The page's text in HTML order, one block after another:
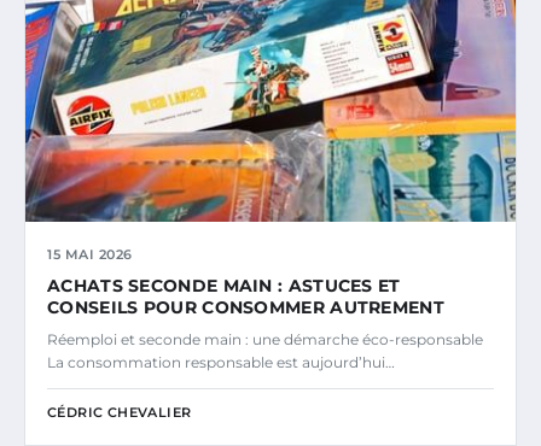
15 MAI 2026
ACHATS SECONDE MAIN : ASTUCES ET
CONSEILS POUR CONSOMMER AUTREMENT
Réemploi et seconde main : une démarche éco-responsable
La consommation responsable est aujourd’hui…
CÉDRIC CHEVALIER